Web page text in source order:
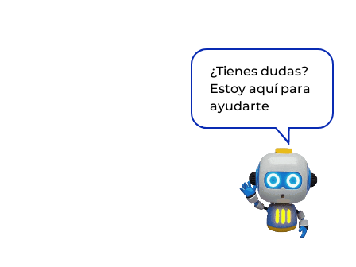
¿Tienes dudas?
Estoy aquí para
ayudarte